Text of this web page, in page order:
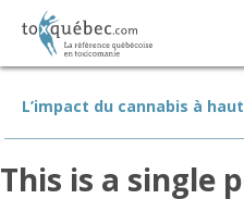
L’impact du cannabis à
This is a single